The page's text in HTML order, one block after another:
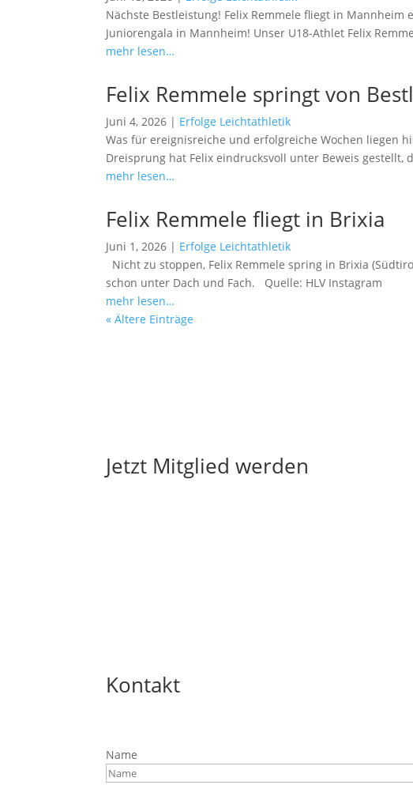
Nächste Bestleistung! Felix Remmele fliegt in
Juniorengala in Mannheim! Unser U18-Athlet Felix
mehr lesen…
Felix Remmele springt von
Juni 4, 2026 | Erfolge Leichtathletik
Was für ereignisreiche und erfolgreiche Wochen liegen
Dreisprung hat Felix eindrucksvoll unter Beweis
mehr lesen…
Felix Remmele fliegt in Brixia
Juni 1, 2026 | Erfolge Leichtathletik
Nicht zu stoppen, Felix Remmele spring in Brixia
schon unter Dach und Fach. Quelle: HLV Instagram
mehr lesen…
« Ältere Einträge
Jetzt Mitglied werden
Kontakt
Name